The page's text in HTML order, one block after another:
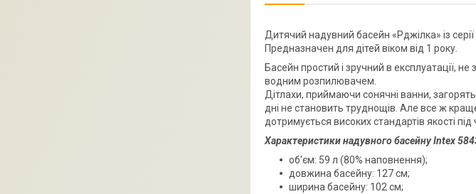
Дитячий надувний басейн «Рджілка» із
Предназначен для дітей віком від 1 року.
Басейн простий і зручний в експлуатації,
водним розпилювачем.
Дітлахи, приймаючи сонячні ванни,
дні не становить труднощів. Але все ж
дотримується високих стандартів якості під
Характеристики надувного басейну Intex
об'єм: 59 л (80% наповнення);
довжина басейну: 127 см;
ширина басейну: 102 см;